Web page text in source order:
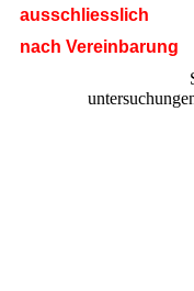
ausschliesslich
nach Vereinbarung